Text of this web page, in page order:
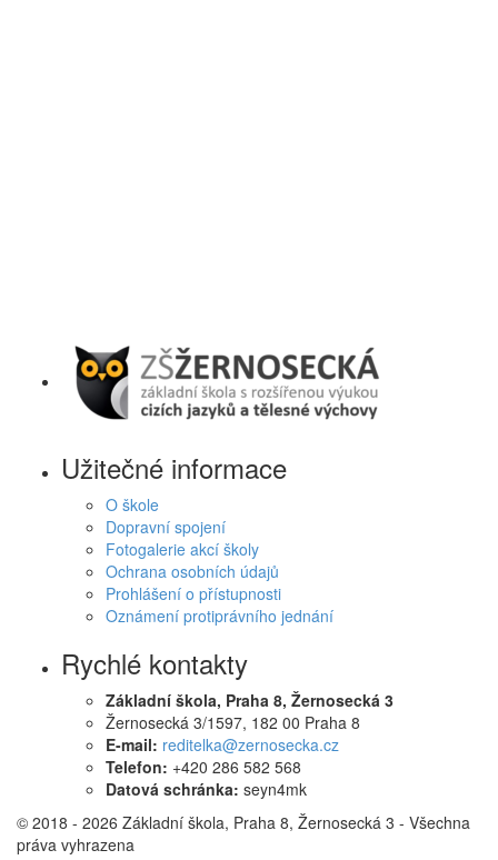
Užitečné informace
O škole
Dopravní spojení
Fotogalerie akcí školy
Ochrana osobních údajů
Prohlášení o přístupnosti
Oznámení protiprávního jednání
Rychlé kontakty
Základní škola, Praha 8, Žernosecká 3
Žernosecká 3/1597, 182 00 Praha 8
E-mail: reditelka@zernosecka.cz
Telefon: +420 286 582 568
Datová schránka: seyn4mk
© 2018 - 2026 Základní škola, Praha 8, Žernosecká 3 - Všechna
práva vyhrazena